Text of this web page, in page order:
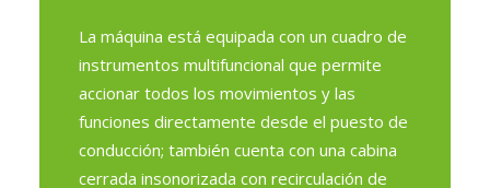
La máquina está equipada con un cuadro de
instrumentos multifuncional que permite
accionar todos los movimientos y las
funciones directamente desde el puesto de
conducción; también cuenta con una cabina
cerrada insonorizada con recirculación de